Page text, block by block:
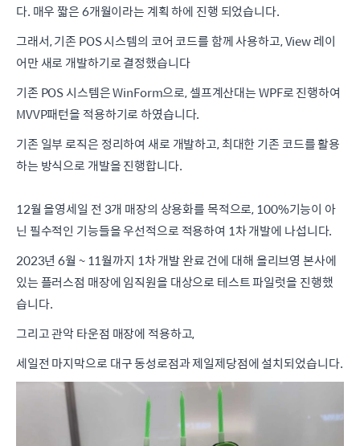
다. 매우 짧은 6개월이라는 계획 하에 진행 되었습니다.
그래서, 기존 POS 시스템의 코어 코드를 함께 사용하고, View 레이
어만 새로 개발하기로 결정했습니다
기존 POS 시스템은 WinForm으로, 셀프계산대는 WPF로 진행하여
MVVP패턴을 적용하기로 하였습니다.
기존 일부 로직은 정리하여 새로 개발하고, 최대한 기존 코드를 활용
하는 방식으로 개발을 진행합니다.
12월 올영세일 전 3개 매장의 상용화를 목적으로, 100%기능이 아
닌 필수적인 기능들을 우선적으로 적용하여 1차 개발에 나섭니다.
2023년 6월 ~ 11월까지 1차 개발 완료 건에 대해 올리브영 본사에
있는 플러스점 매장에 임직원을 대상으로 테스트 파일럿을 진행했
습니다.
그리고 관악 타운점 매장에 적용하고,
세일전 마지막으로 대구 동성로점과 제일제당점에 설치되었습니다.